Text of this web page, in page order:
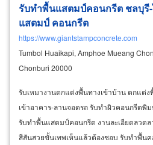
รับทำพื้นแสตมป์คอนกรีต ชลบุรี
แสตมป์ คอนกรีต
https://www.giantstampconcrete.com
Tumbol Huaikapi, Amphoe Mueang
Chonburi 20000
รับเหมางานตกแต่งพื้นทางเข้าบ้าน ตกแต่ง
เข้าอาคาร-ลานจอดรถ รับทำผิวคอนกรีตพิ
รับทำพื้นแสตมป์คอนกรีต งานละเอียดลวดล
สีสันสวยขั้นเทพเห็นแล้วต้องชอบ รับทำพื้น